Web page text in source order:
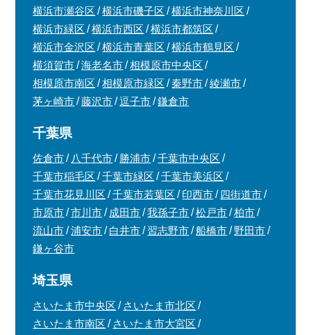
横浜市瀬谷区
横浜市磯子区
横浜市神奈川区
横浜市緑区
横浜市西区
横浜市都筑区
横浜市金沢区
横浜市青葉区
横浜市鶴見区
横須賀市
海老名市
相模原市中央区
相模原市南区
相模原市緑区 秦野市
綾瀬市
茅ヶ崎市
藤沢市 逗子市 鎌倉市
千葉県
佐倉市 八千代市 勝浦市
千葉市中央区
千葉市稲毛区
千葉市緑区
千葉市美浜区
千葉市花見川区
千葉市若葉区 印西市
四街道市
市原市
市川市 成田市 我孫子市 松戸市
柏市
流山市
浦安市 白井市 習志野市 船橋市
野田市
鎌ヶ谷市
埼玉県
さいたま市中央区
さいたま市北区
さいたま市南区
さいたま市大宮区